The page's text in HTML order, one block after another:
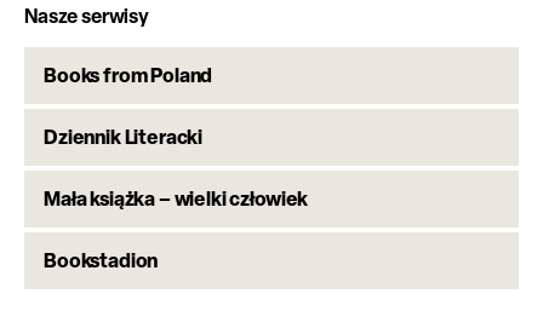
Nasze serwisy
Books from Poland
Dziennik Literacki
Mała książka – wielki człowiek
Bookstadion